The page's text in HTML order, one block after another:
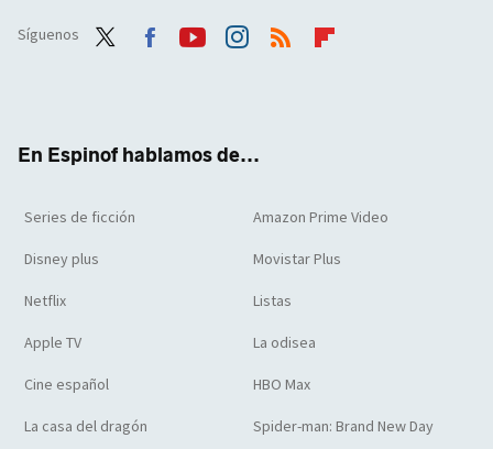
Síguenos
En Espinof hablamos de...
Series de ficción Amazon Prime Video
Disney plus Movistar Plus
Netflix Listas
Apple TV La odisea
Cine español HBO Max
La casa del dragón Spider-man: Brand New Day